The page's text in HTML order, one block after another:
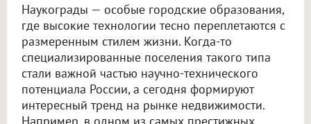
Наукограды — особые городские образования,
где высокие технологии тесно переплетаются с
размеренным стилем жизни. Когда-то
специализированные поселения такого типа
стали важной частью научно-технического
потенциала России, а сегодня формируют
интересный тренд на рынке недвижимости.
Например, в одном из самых престижных